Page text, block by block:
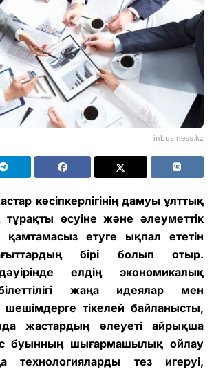
inbusiness.kz
кәсіпкерлігінің дамуы ұлттық
өсуіне және әлеуметтік
қамтамасыз етуге ықпал ететін
бірі болып отыр.
елдің экономикалық
жаңа идеялар мен
тікелей байланысты,
жастардың әлеуеті айрықша
буынның шығармашылық ойлау
технологияларды тез игеруі,